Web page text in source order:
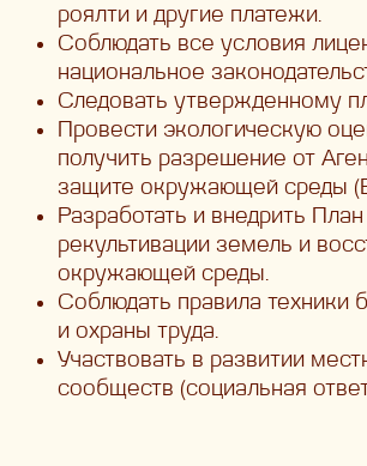
роялти и другие платежи.
Соблюдать все условия
национальное
Следовать утвержденному
Провести экологическую
получить разрешение от
защите окружающей среды
Разработать и внедрить План
рекультивации земель и
окружающей среды.
Соблюдать правила техники
и охраны труда.
Участвовать в развитии
сообществ (социальная